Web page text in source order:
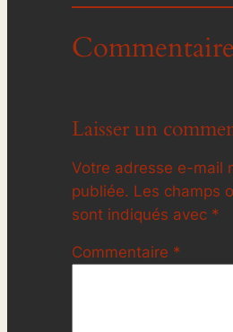
Laisser un
Votre adresse e-mail
publiée. Les champs
sont indiqués avec *
Commentaire *